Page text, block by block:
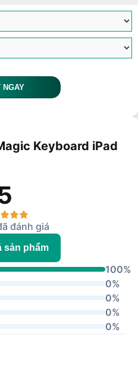
NGAY
Keyboard iPad
đánh giá
sản phẩm
100%
0%
0%
0%
0%